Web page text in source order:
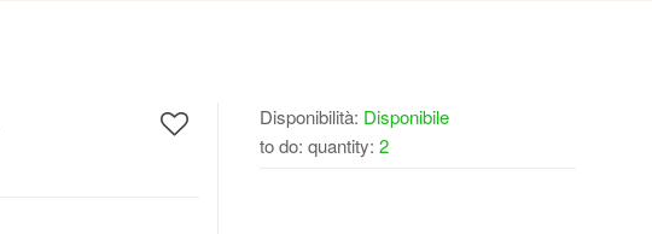
Disponibilità: Disponibile
to do: quantity: 2